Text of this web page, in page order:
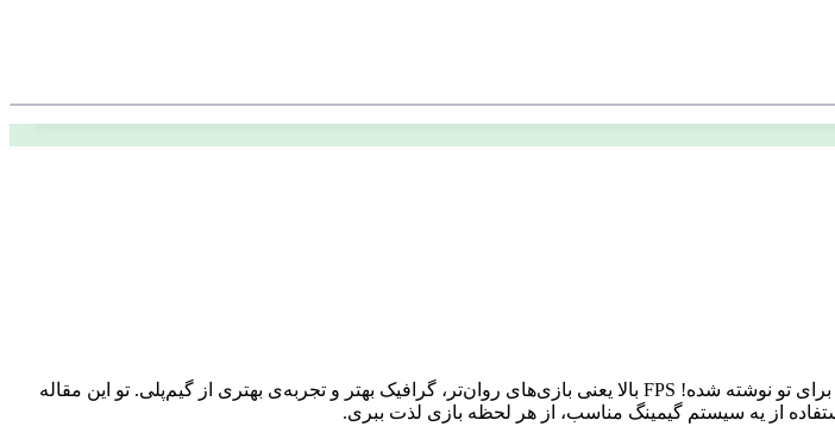
(فریم‌ بر ثانیه) بازی‌هات هستی، این مقاله دقیقا برای تو نوشته شده! FPS بالا یعنی بازی‌های روان‌تر، گرافیک بهتر و تجربه‌ی بهتری از گیم‌پلی. تو این مقاله